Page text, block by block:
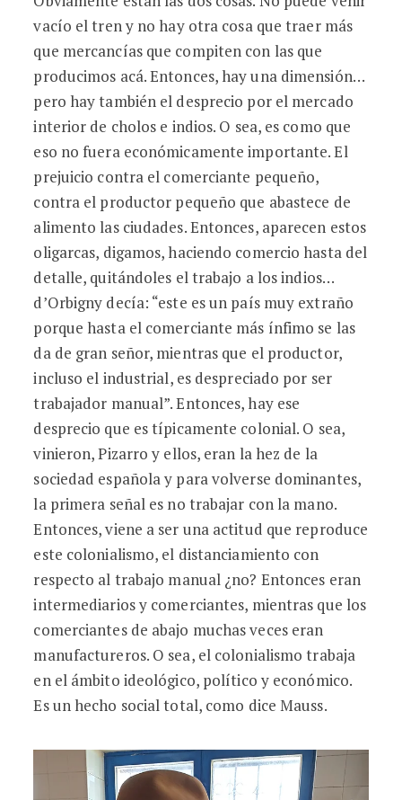
vacío el tren y no hay otra cosa que traer más
que mercancías que compiten con las que
producimos acá. Entonces, hay una dimensión…
pero hay también el desprecio por el mercado
interior de cholos e indios. O sea, es como que
eso no fuera económicamente importante. El
prejuicio contra el comerciante pequeño,
contra el productor pequeño que abastece de
alimento las ciudades. Entonces, aparecen estos
oligarcas, digamos, haciendo comercio hasta del
detalle, quitándoles el trabajo a los indios…
d’Orbigny decía: “este es un país muy extraño
porque hasta el comerciante más ínfimo se las
da de gran señor, mientras que el productor,
incluso el industrial, es despreciado por ser
trabajador manual”. Entonces, hay ese
desprecio que es típicamente colonial. O sea,
vinieron, Pizarro y ellos, eran la hez de la
sociedad española y para volverse dominantes,
la primera señal es no trabajar con la mano.
Entonces, viene a ser una actitud que reproduce
este colonialismo, el distanciamiento con
respecto al trabajo manual ¿no? Entonces eran
intermediarios y comerciantes, mientras que los
comerciantes de abajo muchas veces eran
manufactureros. O sea, el colonialismo trabaja
en el ámbito ideológico, político y económico.
Es un hecho social total, como dice Mauss.